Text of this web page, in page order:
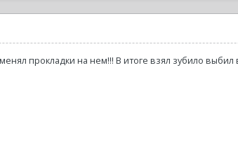
прокладки на нем!!! В итоге взял зубило